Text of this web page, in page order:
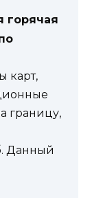
горячая
карт,
границу,
Данный